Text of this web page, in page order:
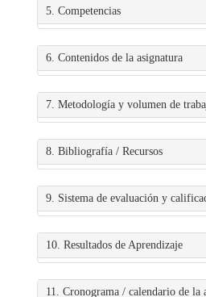
5. Competencias
6. Contenidos de la asignatura
7. Metodología y volumen de
8. Bibliografía / Recursos
9. Sistema de evaluación y
10. Resultados de Aprendizaje
11. Cronograma / calendario de la